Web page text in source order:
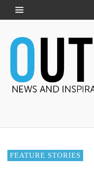
FEATURE STORIES